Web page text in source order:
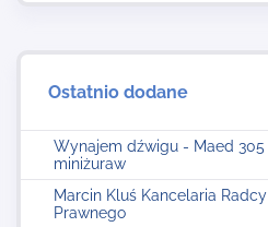
Ostatnio dodane
Wynajem dźwigu - Maed 305
miniżuraw
Marcin Kluś Kancelaria Radcy
Prawnego